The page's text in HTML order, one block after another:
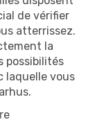
de vérifier
atterrissez.
la
possibilités
laquelle vous